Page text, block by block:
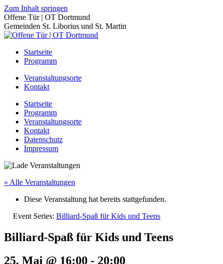
Zum Inhalt springen
Offene Tür | OT Dortmund
Gemeinden St. Liborius und St. Martin
Startseite
Programm
Veranstaltungsorte
Kontakt
Startseite
Programm
Veranstaltungsorte
Kontakt
Datenschutz
Impressum
« Alle Veranstaltungen
Diese Veranstaltung hat bereits stattgefunden.
Event Series: Billiard-Spaß für Kids und Teens
Billiard-Spaß für Kids und Teens
25. Mai @ 16:00 - 20:00